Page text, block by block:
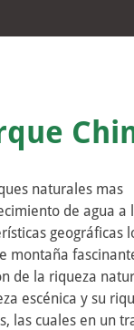
naturales mas
de agua a
geográficas
montaña
de la riqueza
escénica y su
las cuales en un